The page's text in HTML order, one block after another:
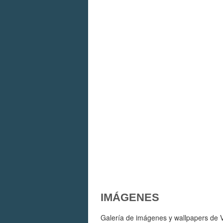
IMÁGENES
Galería de imágenes y wallpapers de